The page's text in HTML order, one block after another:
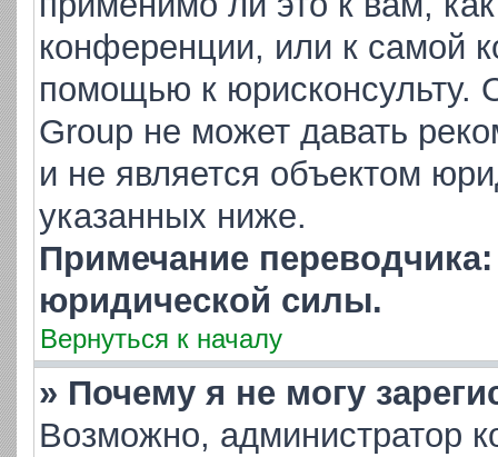
конференции, или к самой
помощью к юрисконсульту.
Group не может давать
и не является объектом
указанных ниже.
Примечание
юридической силы.
Вернуться к началу
» Почему я не могу
Возможно, администратор